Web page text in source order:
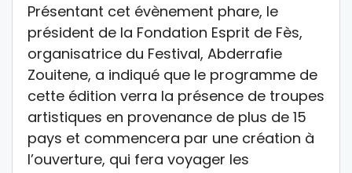
Présentant cet évènement phare, le
président de la Fondation Esprit de Fès,
organisatrice du Festival, Abderrafie
Zouitene, a indiqué que le programme de
cette édition verra la présence de troupes
artistiques en provenance de plus de 15
pays et commencera par une création à
l’ouverture, qui fera voyager les